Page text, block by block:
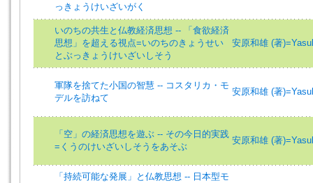
っきょうけいざいがく
いのちの共生と仏教経済思想 -- 「食欲経済
思想」を超える視点=いのちのきょうせい
とぶっきょうけいざいしそう
安原和雄 (著
軍隊を捨てた小国の智慧 -- コスタリカ・モ
デルを訪ねて
安原和雄 (著
「空」の経済思想を遊ぶ -- その今日的実践
=くうのけいざいしそうをあそぶ
安原和雄 (著
「持続可能な発展」と仏教思想 -- 日本型モ